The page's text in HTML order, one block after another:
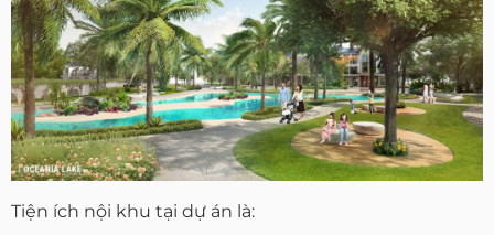
Tiện ích nội khu tại dự án là: